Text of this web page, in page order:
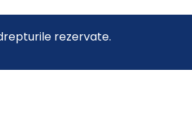
rezervate.